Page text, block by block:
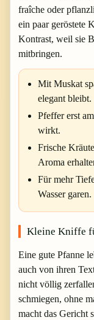
fraîche oder
ein paar geröstete
Kontrast, weil sie
mitbringen.
Mit Muskat
elegant bleibt.
Pfeffer erst
wirkt.
Frische
Aroma
Für mehr
Wasser garen.
Kleine Kniffe
Eine gute Pfanne
auch von ihren
nicht völlig
schmiegen, ohne
macht das Gericht